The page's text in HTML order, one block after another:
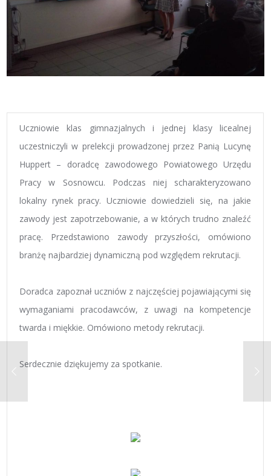
Uczniowie klas gimnazjalnych i jednej klasy licealnej
uczestniczyli w prelekcji prowadzonej przez Panią Lucynę
Huppert – doradcę zawodowego Powiatowego Urzędu
Pracy w Sosnowcu. Podczas niej scharakteryzowano
lokalny rynek pracy. Uczniowie dowiedzieli się, na jakie
zawody jest zapotrzebowanie, a w których trudno znaleźć
pracę. Przedstawiono zawody przyszłości, omówiono
branżę najbardziej dynamiczną pod względem rekrutacji.
Doradca zapoznał uczniów z najczęściej pojawiającymi się
wymaganiami pracodawców, z uwagi na kompetencje
twarda i miękkie. Omówiono metody rekrutacji.
Serdecznie dziękujemy za spotkanie.